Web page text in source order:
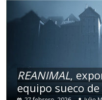
REANIMAL,
equipo sueco